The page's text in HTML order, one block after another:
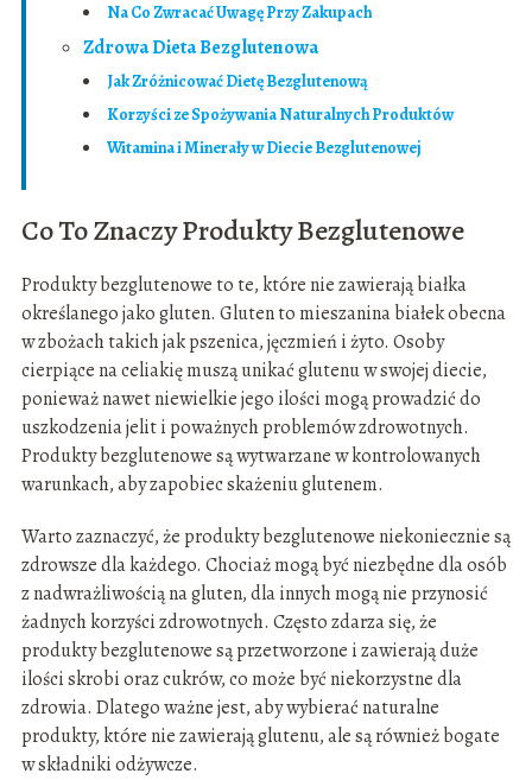
Na Co Zwracać Uwagę Przy Zakupach
Zdrowa Dieta Bezglutenowa
Jak Zróżnicować Dietę Bezglutenową
Korzyści ze Spożywania Naturalnych Produktów
Witamina i Minerały w Diecie Bezglutenowej
Co To Znaczy Produkty Bezglutenowe
Produkty bezglutenowe to te, które nie zawierają białka
określanego jako gluten. Gluten to mieszanina białek obecna
w zbożach takich jak pszenica, jęczmień i żyto. Osoby
cierpiące na celiakię muszą unikać glutenu w swojej diecie,
ponieważ nawet niewielkie jego ilości mogą prowadzić do
uszkodzenia jelit i poważnych problemów zdrowotnych.
Produkty bezglutenowe są wytwarzane w kontrolowanych
warunkach, aby zapobiec skażeniu glutenem.
Warto zaznaczyć, że produkty bezglutenowe niekoniecznie są
zdrowsze dla każdego. Chociaż mogą być niezbędne dla osób
z nadwrażliwością na gluten, dla innych mogą nie przynosić
żadnych korzyści zdrowotnych. Często zdarza się, że
produkty bezglutenowe są przetworzone i zawierają duże
ilości skrobi oraz cukrów, co może być niekorzystne dla
zdrowia. Dlatego ważne jest, aby wybierać naturalne
produkty, które nie zawierają glutenu, ale są również bogate
w składniki odżywcze.